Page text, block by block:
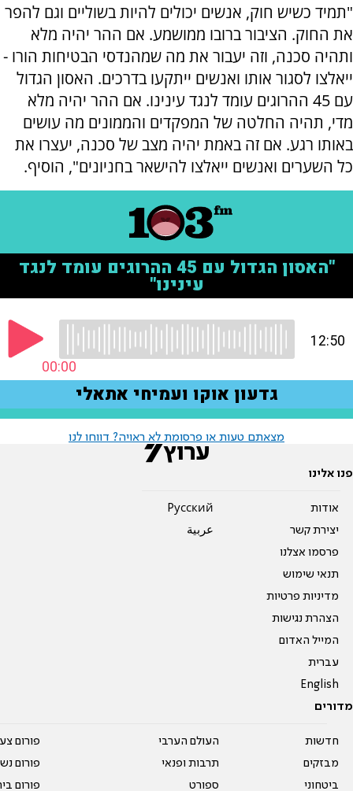
"תמיד כשיש חוק, אנשים יכולים להיות בשוליים וגם להפר
את החוק. הציבור ברובו ממושמע. אם ההר יהיה מלא
ותהיה סכנה, וזה יעבור את מה שמהנדסי הבטיחות הורו -
ייאלצו לסגור אותו ואנשים ייתקעו בדרכים. האסון הגדול
עם 45 ההרוגים עומד לנגד עינינו. אם ההר יהיה מלא
מדי, תהיה החלטה של המפקדים והממונים מה עושים
באותו רגע. אם זה באמת יהיה מצב של סכנה, יעצרו את
כל השערים ואנשים ייאלצו להישאר בחניונים", הוסיף.
מצאתם טעות או פרסומת לא ראויה? דווחו לנו
פנו אלינו
אודות
יצירת קשר
פרסמו אצלנו
תנאי שימוש
מדיניות פרטיות
הצהרת נגישות
המייל האדום
עברית
English
Pусский
عربية
מדורים
חדשות
מבזקים
ביטחוני
העולם הערבי
תרבות ופנאי
ספורט
פורום
פורום
פורום